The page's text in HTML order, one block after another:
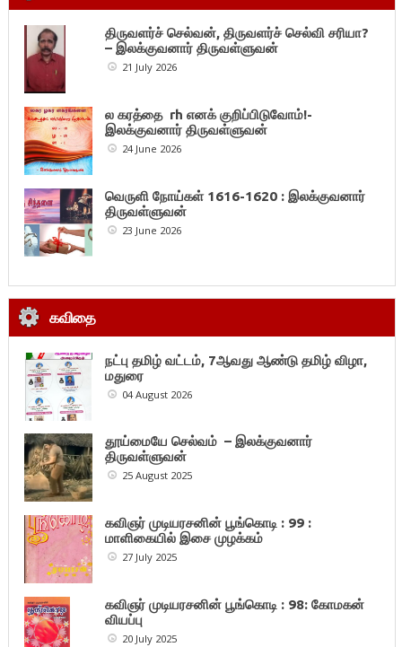
திருவளர்ச் செல்வன், திருவளர்ச் செல்வி சரியா?
– இலக்குவனார் திருவள்ளுவன்
21 July 2026
ல கரத்தை rh எனக் குறிப்பிடுவோம்!-
இலக்குவனார் திருவள்ளுவன்
24 June 2026
வெருளி நோய்கள் 1616-1620 : இலக்குவனார்
திருவள்ளுவன்
23 June 2026
கவிதை
நட்பு தமிழ் வட்டம், 7ஆவது ஆண்டு தமிழ் விழா,
மதுரை
04 August 2026
தூய்மையே செல்வம் – இலக்குவனார்
திருவள்ளுவன்
25 August 2025
கவிஞர் முடியரசனின் பூங்கொடி : 99 :
மாளிகையில் இசை முழக்கம்
27 July 2025
கவிஞர் முடியரசனின் பூங்கொடி : 98: கோமகன்
வியப்பு
20 July 2025